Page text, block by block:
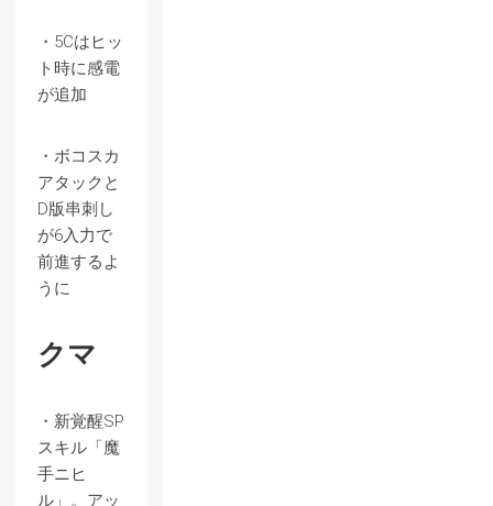
・5Cはヒッ
ト時に感電
が追加
・ボコスカ
アタックと
D版串刺し
が6入力で
前進するよ
うに
クマ
・新覚醒SP
スキル「魔
手ニヒ
ル」。アッ